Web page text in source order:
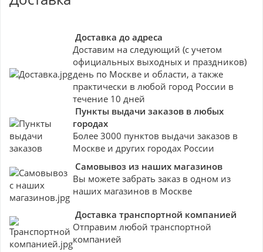
Доставка до адреса
Доставим на следующий (с учетом
официальных выходных и праздников)
день по Москве и области, а также
практически в любой город России в
течение 10 дней
Пункты выдачи заказов в любых
городах
Более 3000 пунктов выдачи заказов в
Москве и других городах России
Самовывоз из наших магазинов
Вы можете забрать заказ в одном из
наших магазинов в Москве
Доставка транспортной компанией
Отправим любой транспортной
компанией